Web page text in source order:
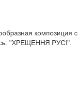
композиция
"ХРЕЩЕННЯ РУСІ".